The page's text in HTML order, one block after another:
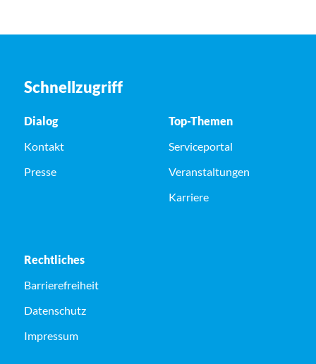
Schnellzugriff
Dialog
Kontakt
Presse
Top-Themen
Serviceportal
Veranstaltungen
Karriere
Rechtliches
Barrierefreiheit
Datenschutz
Impressum